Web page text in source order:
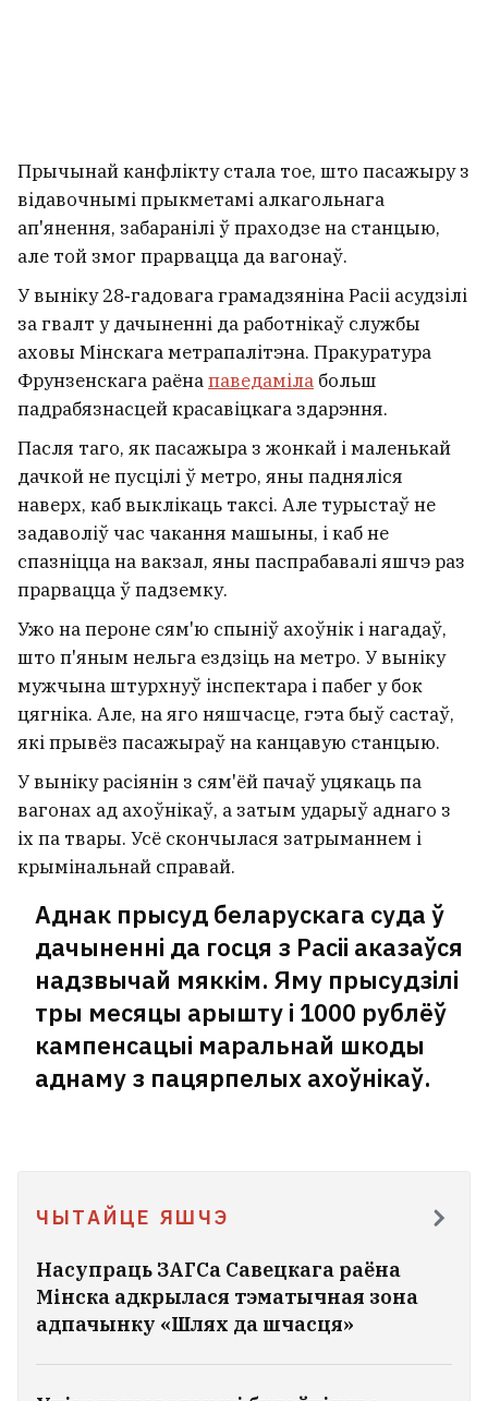
Прычынай канфлікту стала тое, што пасажыру з
відавочнымі прыкметамі алкагольнага
ап'янення, забаранілі ў праходзе на станцыю,
але той змог прарвацца да вагонаў.
У выніку 28‑гадовага грамадзяніна Расіі асудзілі
за гвалт у дачыненні да работнікаў службы
аховы Мінскага метрапалітэна. Пракуратура
Фрунзенскага раёна паведаміла больш
падрабязнасцей красавіцкага здарэння.
Пасля таго, як пасажыра з жонкай і маленькай
дачкой не пусцілі ў метро, яны падняліся
наверх, каб выклікаць таксі. Але турыстаў не
задаволіў час чакання машыны, і каб не
спазніцца на вакзал, яны паспрабавалі яшчэ раз
прарвацца ў падземку.
Ужо на пероне сям'ю спыніў ахоўнік і нагадаў,
што п'яным нельга ездзіць на метро. У выніку
мужчына штурхнуў інспектара і пабег у бок
цягніка. Але, на яго няшчасце, гэта быў састаў,
які прывёз пасажыраў на канцавую станцыю.
У выніку расіянін з сям'ёй пачаў уцякаць па
вагонах ад ахоўнікаў, а затым ударыў аднаго з
іх па твары. Усё скончылася затрыманнем і
крымінальнай справай.
Аднак прысуд беларускага суда ў
дачыненні да госця з Расіі аказаўся
надзвычай мяккім. Яму прысудзілі
тры месяцы арышту і 1000 рублёў
кампенсацыі маральнай шкоды
аднаму з пацярпелых ахоўнікаў.
ЧЫТАЙЦЕ ЯШЧЭ
Насупраць ЗАГСа Савецкага раёна
Мінска адкрылася тэматычная зона
адпачынку «Шлях да шчасця»